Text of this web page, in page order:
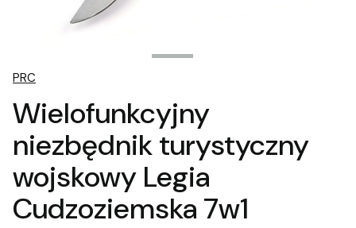
PRC
Wielofunkcyjny
niezbędnik turystyczny
wojskowy Legia
Cudzoziemska 7w1